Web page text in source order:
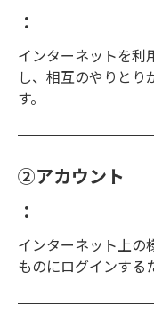
：
インターネットを利
し、相互のやりとり
す。
②アカウント
：
インターネット上の
ものにログインする